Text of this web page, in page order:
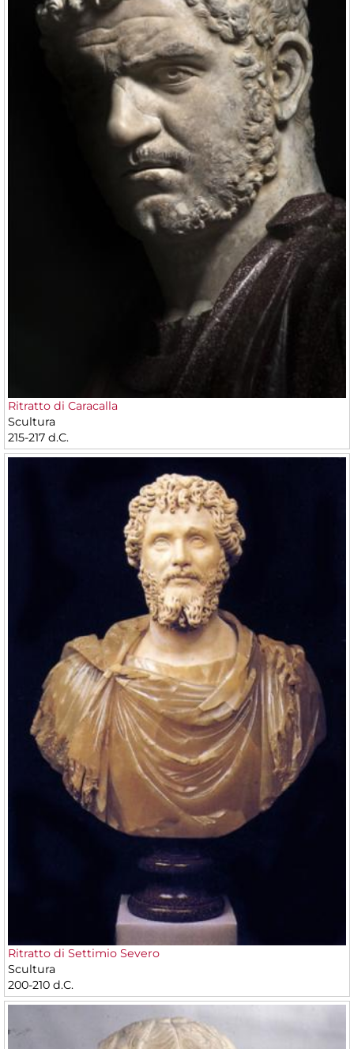
Ritratto di Caracalla
Scultura
215-217 d.C.
Ritratto di Settimio Severo
Scultura
200-210 d.C.